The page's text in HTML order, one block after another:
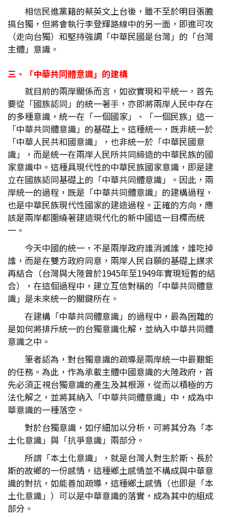
相信民進黨籍的蔡英文上台後，雖不至於明目張膽
搞台獨，但將會執行李登輝路線中的另一面，即進可攻
（走向台獨）和堅持強調「中華民國是台灣」的「台灣
主體」意識。
三、「中華共同體意識」的建構
就目前的兩岸關係而言，如欲實現和平統一，首先
要從「國族認同」的統一著手，亦即將兩岸人民中存在
的多種意識，統一在「一個國家」、「一個民族」這一
「中華共同體意識」的基礎上。這種統一，既非統一於
「中華人民共和國意識」，也非統一於「中華民國意
識」，而是統一在兩岸人民所共同締造的中華民族的國
家意識中。這種具現代性的中華民族國家意識，即是建
立在國族認同基礎上的「中華共同體意識」。因此，兩
岸統一的過程，既是「中華共同體意識」的建構過程，
也是中華民族現代性國家的建造過程。正確的方向，應
該是兩岸都圍繞著建造現代化的新中國這一目標而統
一。
今天中國的統一，不是兩岸政府誰消滅誰，誰吃掉
誰，而是在雙方政府同意，兩岸人民自願的基礎上謀求
再結合（台灣與大陸曾於1945年至1949年實現短暫的結
合），在這個過程中，建立互信對稱的「中華共同體意
識」是未來統一的關鍵所在。
在建構「中華共同體意識」的過程中，最為困難的
是如何將排斥統一的台獨意識化解，並納入中華共同體
意識之中。
筆者認為，對台獨意識的疏導是兩岸統一中最艱鉅
的任務。為此，作為承載主體中國意識的大陸政府，首
先必須正視台獨意識的產生及其根源，從而以積極的方
法化解之，並將其納入「中華共同體意識」中，成為中
華意識的一種落空。
對於台獨意識，如仔細加以分析，可將其分為「本
土化意識」與「抗爭意識」兩部分。
所謂「本土化意識」，就是台灣人對生於斯、長於
斯的故鄉的一份感情，這種鄉土感情並不構成與中華意
識的對抗，如能善加疏導，這種鄉土感情（也即是「本
土化意識」）可以是中華意識的落實，成為其中的組成
部分。